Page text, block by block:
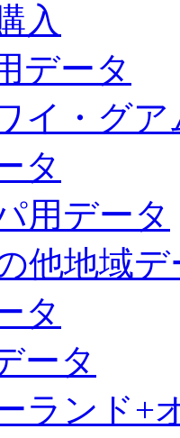
入
データ
イ・グ
タ
用データ
他地域デ
タ
ータ
ランド+